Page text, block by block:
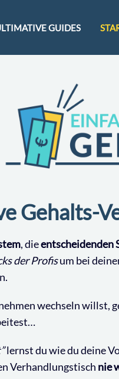
GUIDES
Gehalts-
, dieentscheidenden
der Profisum bei
wechseln willst,
lernst du wie du deine
Verhandlungstisch nie